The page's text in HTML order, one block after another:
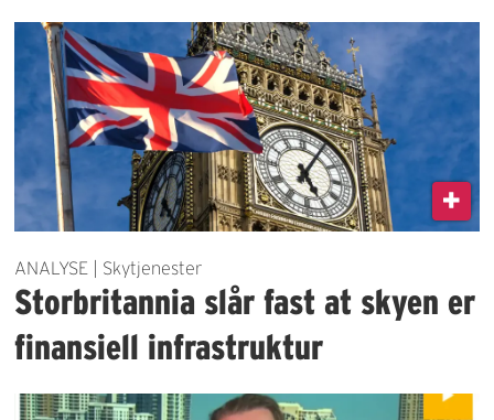
ANALYSE | Skytjenester
Storbritannia slår fast at skyen er
finansiell infrastruktur